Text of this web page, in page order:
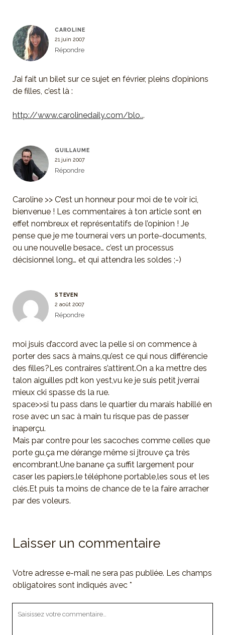
CAROLINE
21 juin 2007
Répondre
J’ai fait un bilet sur ce sujet en février, pleins d’opinions
de filles, c’est là :
http://www.carolinedaily.com/blo...
GUILLAUME
21 juin 2007
Répondre
Caroline >> C’est un honneur pour moi de te voir ici,
bienvenue ! Les commentaires à ton article sont en
effet nombreux et représentatifs de l’opinion ! Je
pense que je me tournerai vers un porte-documents,
ou une nouvelle besace… c’est un processus
décisionnel long… et qui attendra les soldes ;-)
STEVEN
2 août 2007
Répondre
moi jsuis d’accord avec la pelle si on commence à
porter des sacs à mains,qu’est ce qui nous différencie
des filles?Les contraires s’attirent.On a ka mettre des
talon aiguilles pdt kon yest,vu ke je suis petit jverrai
mieux cki spasse ds la rue.
space>>si tu pass dans le quartier du marais habillé en
rose avec un sac à main tu risque pas de passer
inaperçu.
Mais par contre pour les sacoches comme celles que
porte gu,ça me dérange même si jtrouve ça très
encombrant.Une banane ça suffit largement pour
caser les papiers,le téléphone portable,les sous et les
clés.Et puis ta moins de chance de te la faire arracher
par des voleurs.
Laisser un commentaire
Votre adresse e-mail ne sera pas publiée. Les champs
obligatoires sont indiqués avec *